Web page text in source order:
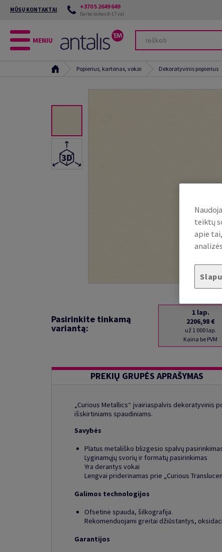
MŪSŲ KONTAKTAI +370 5 2649 649
Darbo laikas 8-17 val.
MENIU
Popierius, kartonas, vokai Dekoratyvinis popierius
Pasirinkite tinkamą
variantą:
1 lap.
2206,98 €
už 1 000 lap.
Kaina be PVM
PREKIŲ GRUPĖS APRAŠYMAS
„Curious Metallics“ įvairiaspalvis dekoratyvinis
išskirtiniams spaudiniams.
Savybės
Platus metališko blizgesio spalvų
Lyginamųjų svorių ir formatų pasirinkimas
Yra derantys vokai
Lengvai priderinamas prie „Curious
Galimos technologijos
Ofsetinė spauda, šilkografija.
Rekomenduojami greitai džiūstantys,
Garantijos
teiktų
apie